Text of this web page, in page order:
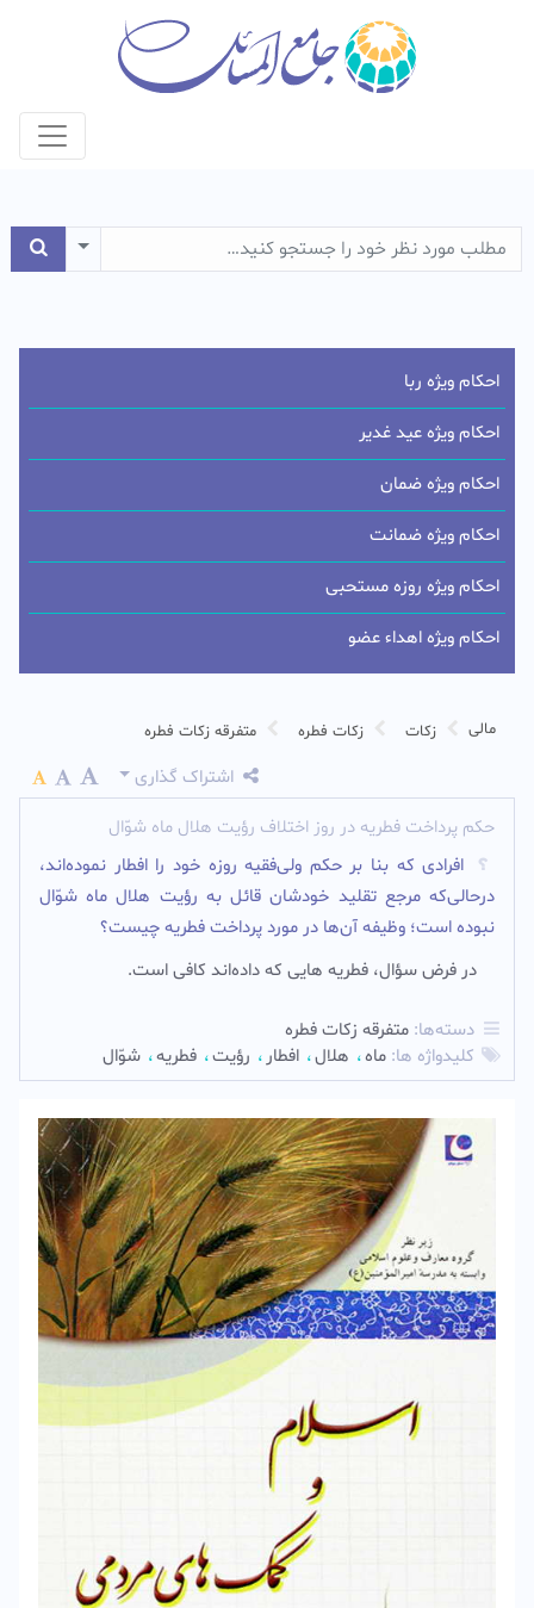
مالی زکات زکات فطره متفرقه زکات فطره
اشتراک گذاری
حکم پرداخت فطریه در روز اختلاف رؤیت هلال ماه شوّال
افرادی که بنا بر حکم ولی‌فقیه روزه خود را افطار نموده‌اند،
درحالی‌که مرجع تقلید خودشان قائل به رؤیت هلال ماه شوّال
نبوده است؛ وظیفه آن‌ها در مورد پرداخت فطریه چیست؟
در فرض سؤال، فطریه هایی که داده‌اند کافی است.
دسته‌ها: متفرقه زکات فطره
کلیدواژه ها: ماه هلال افطار رؤیت فطریه شوّال
احکام ویژه ربا
احکام ویژه عید غدیر
احکام ویژه ضمان
احکام ویژه ضمانت
احکام ویژه روزه مستحبی
احکام ویژه اهداء عضو